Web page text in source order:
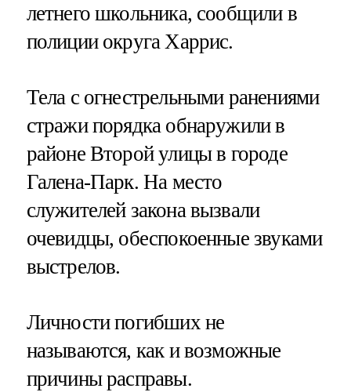
летнего школьника, сообщили в
полиции округа Харрис.
Тела с огнестрельными ранениями
стражи порядка обнаружили в
районе Второй улицы в городе
Галена-Парк. На место
служителей закона вызвали
очевидцы, обеспокоенные звуками
выстрелов.
Личности погибших не
называются, как и возможные
причины расправы.